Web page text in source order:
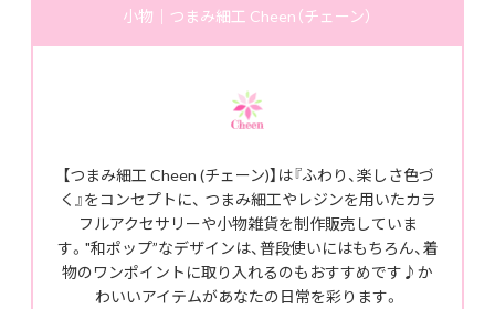
小物｜つまみ細工 Cheen（チェーン）
【つまみ細工 Cheen (チェーン)】は『ふわり、楽しさ色づ
く』をコンセプトに、 つまみ細工やレジンを用いたカラ
フルアクセサリーや小物雑貨を制作販売していま
す。"和ポップ”なデザインは、普段使いにはもちろん、着
物のワンポイントに取り入れるのもおすすめです♪か
わいいアイテムがあなたの日常を彩ります。